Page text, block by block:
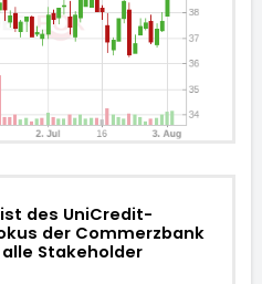
des UniCredit-
der Commerzbank
Stakeholder